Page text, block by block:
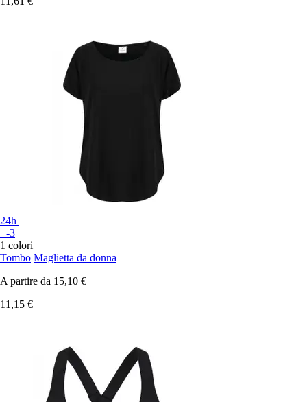
24h
+-3
1 colori
Tombo Maglietta da donna
A partire da 15,10 €
11,15 €